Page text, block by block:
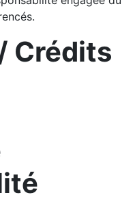
Crédits